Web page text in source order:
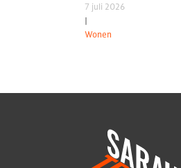
7 juli 2026
|
Wonen